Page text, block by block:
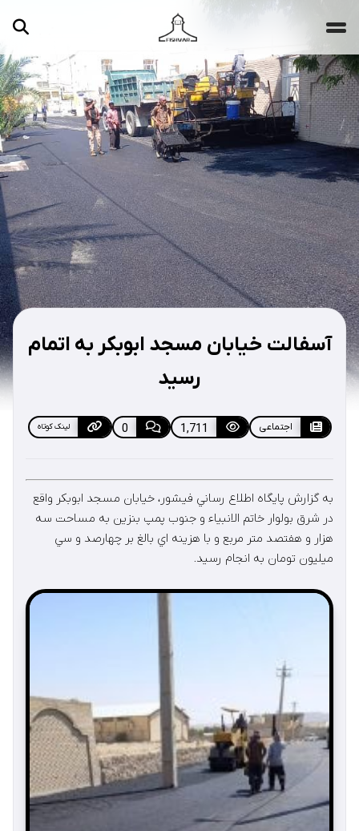
مقالات تصاویر
ویدیوها دسته‌بندی‌ها
جستجو ...
آسفالت خیابان مسجد ابوبکر به اتمام
رسید
اجتماعی 1,711
0 لینک کوتاه
به گزارش پايگاه اطلاع رساني فيشور، خيابان مسجد ابوبكر واقع
در شرق بولوار خاتم الانبياء و جنوب پمپ بنزين به مساحت سه
هزار و هفتصد متر مربع و با هزينه اي بالغ بر چهارصد و سي
ميليون تومان به انجام رسيد.